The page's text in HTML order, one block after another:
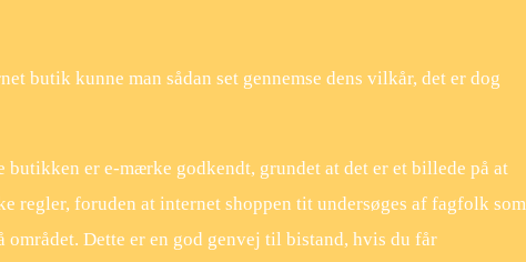
butik kunne man sådan set gennemse dens vilkår, det er dog
butikken er e-mærke godkendt, grundet at det er et billede på at
regler, foruden at internet shoppen tit undersøges af fagfolk som
området. Dette er en god genvej til bistand, hvis du får